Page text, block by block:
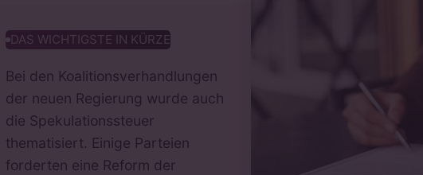
DAS WICHTIGSTE IN KÜRZE
Bei den Koalitionsverhandlungen
der neuen Regierung wurde auch
die Spekulationssteuer
thematisiert. Einige Parteien
forderten eine Reform der